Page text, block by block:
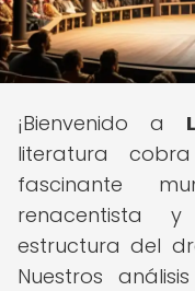
¡Bienvenido a
literatura
fascinante
renacentista
estructura del
Nuestros